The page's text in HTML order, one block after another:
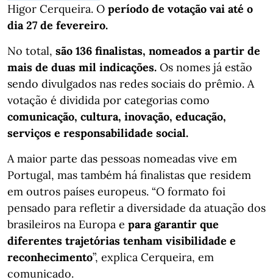
Higor Cerqueira. O período de votação vai até o
dia 27 de fevereiro.
No total, são 136 finalistas, nomeados a partir de
mais de duas mil indicações. Os nomes já estão
sendo divulgados nas redes sociais do prêmio. A
votação é dividida por categorias como
comunicação, cultura, inovação, educação,
serviços e responsabilidade social.
A maior parte das pessoas nomeadas vive em
Portugal, mas também há finalistas que residem
em outros países europeus. “O formato foi
pensado para refletir a diversidade da atuação dos
brasileiros na Europa e para garantir que
diferentes trajetórias tenham visibilidade e
reconhecimento”, explica Cerqueira, em
comunicado.